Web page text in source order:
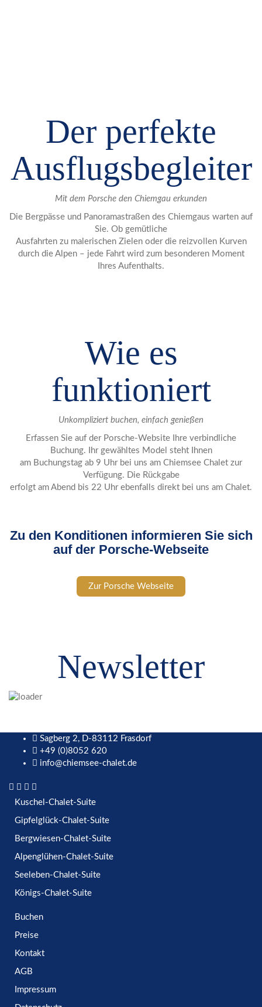
Der perfekte
Ausflugsbegleiter
Mit dem Porsche den Chiemgau erkunden
Die Bergpässe und Panoramastraßen des Chiemgaus warten auf
Sie. Ob gemütliche
Ausfahrten zu malerischen Zielen oder die reizvollen Kurven
durch die Alpen – jede Fahrt wird zum besonderen Moment
Ihres Aufenthalts.
Wie es
funktioniert
Unkompliziert buchen, einfach genießen
Erfassen Sie auf der Porsche-Website Ihre verbindliche
Buchung. Ihr gewähltes Model steht Ihnen
am Buchungstag ab 9 Uhr bei uns am Chiemsee Chalet zur
Verfügung. Die Rückgabe
erfolgt am Abend bis 22 Uhr ebenfalls direkt bei uns am Chalet.
Zu den Konditionen informieren Sie sich
auf der Porsche-Webseite
Zur Porsche Webseite
Newsletter
Sagberg 2, D-83112 Frasdorf
+49 (0)8052 620
info@chiemsee-chalet.de
Kuschel-Chalet-Suite
Gipfelglück-Chalet-Suite
Bergwiesen-Chalet-Suite
Alpenglühen-Chalet-Suite
Seeleben-Chalet-Suite
Königs-Chalet-Suite
Buchen
Preise
Kontakt
AGB
Impressum